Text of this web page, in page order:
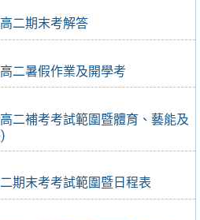
二期末考解答
二暑假作業及開學考
二補考考試範圍暨體育、藝能及
期末考考試範圍暨日程表